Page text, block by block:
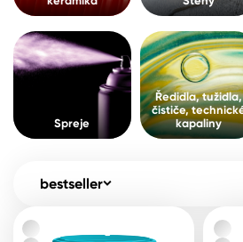
Pro akcionáře O
Kontakty
+420 800 145
Česko
Slovensko
Spreje
Ředidla, tužidla,
kapaliny
Spreje
Ředidla, tužidla,
čističe,
kapaliny
bestseller